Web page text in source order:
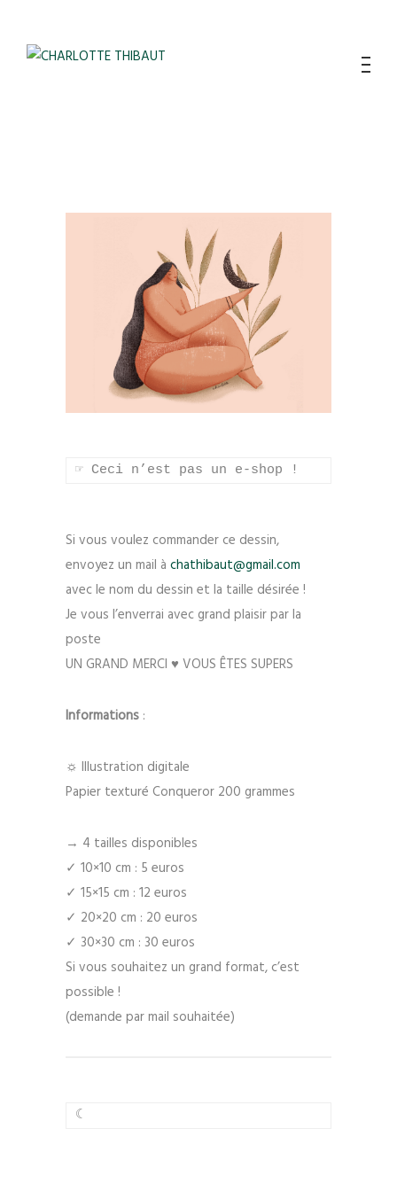
☞ Ceci n’est pas un e-shop !
Si vous voulez commander ce dessin,
envoyez un mail à chathibaut@gmail.com
avec le nom du dessin et la taille désirée !
Je vous l’enverrai avec grand plaisir par la
poste
UN GRAND MERCI ♥ VOUS ÊTES SUPERS
Informations :
☼ Illustration digitale
Papier texturé Conqueror 200 grammes
→ 4 tailles disponibles
✓ 10×10 cm : 5 euros
✓ 15×15 cm : 12 euros
✓ 20×20 cm : 20 euros
✓ 30×30 cm : 30 euros
Si vous souhaitez un grand format, c’est
possible !
(demande par mail souhaitée)
☾